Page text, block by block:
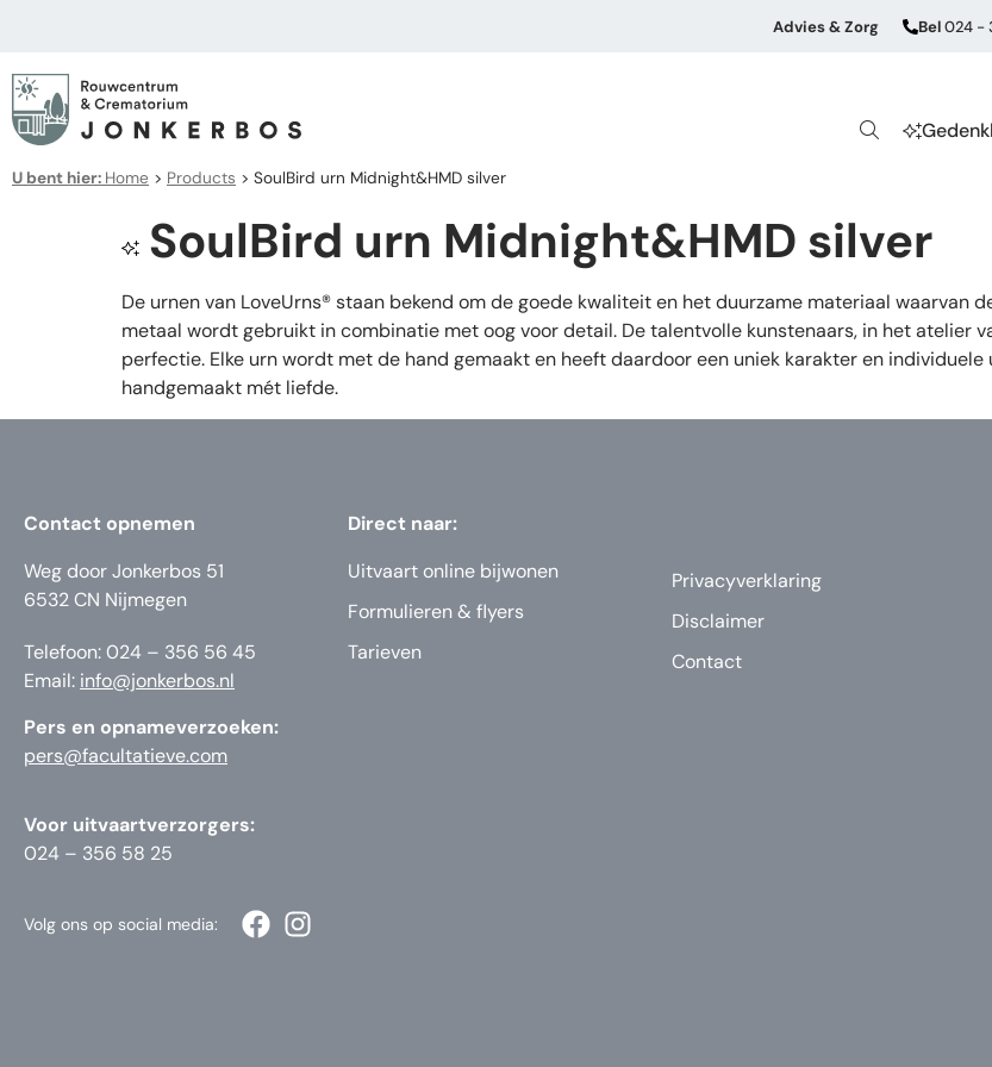
Advies & Zorg Bel024 -
U bent hier: Home > Products > SoulBird urn Midnight&HMD silver
SoulBird urn Midnight&HMD silver
De urnen van LoveUrns® staan bekend om de goede kwaliteit en het duurzame materiaal waarvan
metaal wordt gebruikt in combinatie met oog voor detail. De talentvolle kunstenaars, in het atelier
perfectie. Elke urn wordt met de hand gemaakt en heeft daardoor een uniek karakter en
handgemaakt mét liefde.
Contact opnemen
Weg door Jonkerbos 51
6532 CN Nijmegen
Telefoon: 024 – 356 56 45
Email: info@jonkerbos.nl
Pers en opnameverzoeken:
pers@facultatieve.com
Voor uitvaartverzorgers:
024 – 356 58 25
Direct naar:
Uitvaart online bijwonen
Formulieren & flyers
Tarieven
Privacyverklaring
Disclaimer
Contact
Volg ons op social media: